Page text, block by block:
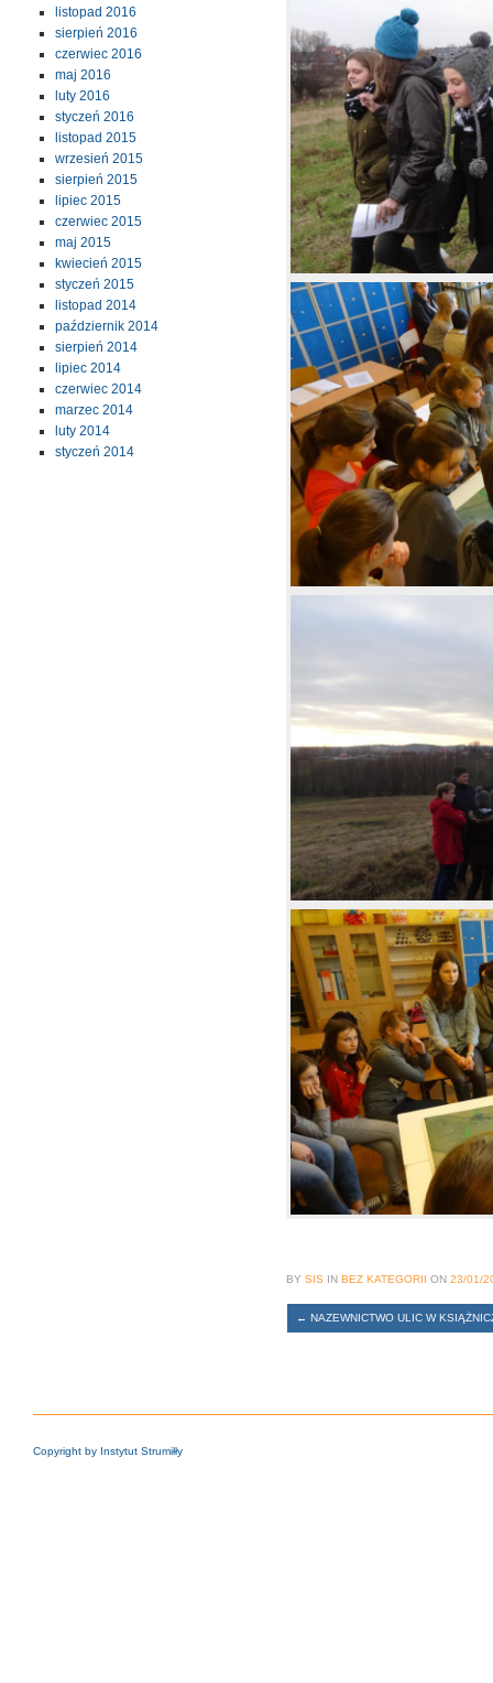
listopad 2016
sierpień 2016
czerwiec 2016
maj 2016
luty 2016
styczeń 2016
listopad 2015
wrzesień 2015
sierpień 2015
lipiec 2015
czerwiec 2015
maj 2015
kwiecień 2015
styczeń 2015
listopad 2014
październik 2014
sierpień 2014
lipiec 2014
czerwiec 2014
marzec 2014
luty 2014
styczeń 2014
BY SIS IN BEZ KATEGORII ON 23/01/
← NAZEWNICTWO ULIC W
Copyright by Instytut Strumiłły